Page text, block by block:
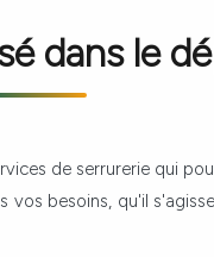
dans le
de serrurerie qui
besoins, qu'il